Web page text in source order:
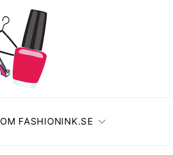
OM FASHIONINK.SE